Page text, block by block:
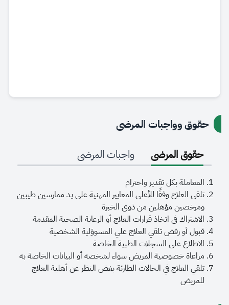
حقوق وواجبات المرضى
حقوق المرضى
واجبات المرضى
المعاملة بكل تقدير واحترام
تلقى العلاج وفقًا للأعلى المعايير المهنية على يد ممارسين طيبين
ومرخصين مؤهلين من ذوى الخبرة
الاشتراك فى اتخاذ قرارات العلاج أو الرعاية الصحية المقدمة
قبول أو رفض تلقي العلاج علي المسوؤلية الشخصية
الاطلاع على السجلات الطبية الخاصة
مراعاة خصوصية المريض سواء لشخصه أو البيانات الخاصة به
تلقي العلاج في الحالات الطارئة بغض النظر عن أهلية العلاج
للمريض